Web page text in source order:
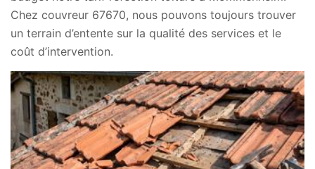
Chez couvreur 67670, nous pouvons toujours trouver
un terrain d’entente sur la qualité des services et le
coût d’intervention.